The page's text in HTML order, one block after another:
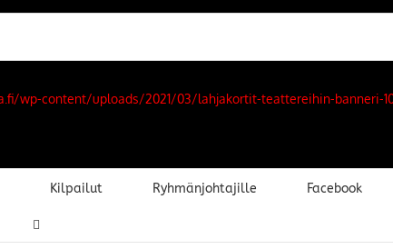
Kilpailut Ryhmänjohtajille Facebook